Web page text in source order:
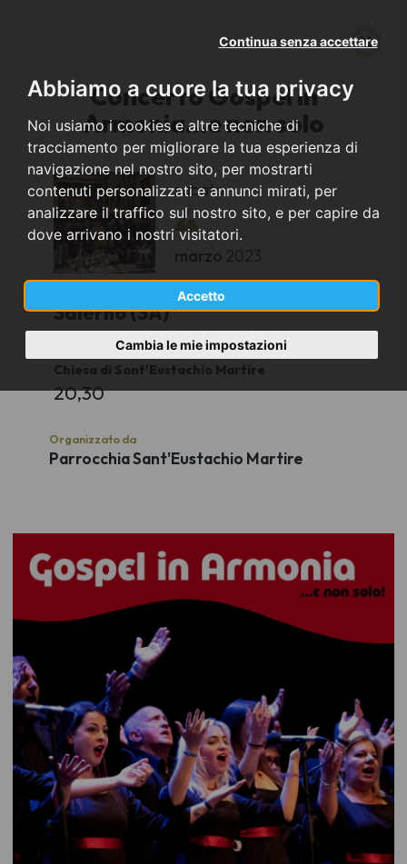
Abbiamo a cuore la tua privacy
Noi usiamo i cookies e altre tecniche di
tracciamento per migliorare la tua esperienza di
navigazione nel nostro sito, per mostrarti
contenuti personalizzati e annunci mirati, per
analizzare il traffico sul nostro sito, e per capire da
dove arrivano i nostri visitatori.
Accetto
Continua senza accettare
Cambia le mie impostazioni
Concerto Gospel in
Armonia...e non solo
sabato
4
marzo 2023
Salerno (SA)
Teatro- Auditorium Annabella Schiavone
Chiesa di Sant'Eustachio Martire
20,30
Organizzato da
Parrocchia Sant'Eustachio Martire